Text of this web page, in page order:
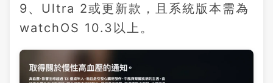
9、Ultra 2或更新款，且系統版本需為
watchOS 10.3以上。